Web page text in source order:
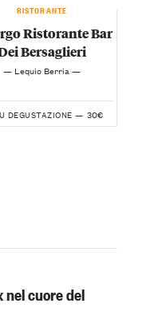
RISTORANTE
Ristorante Bar
Bersaglieri
— Lequio Berria —
DEGUSTAZIONE — 30€
nel cuore del